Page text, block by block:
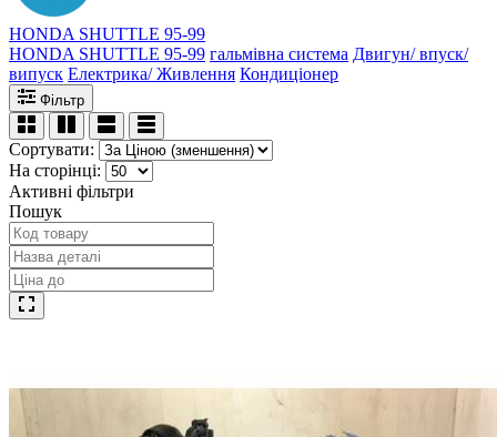
HONDA SHUTTLE 95-99
HONDA SHUTTLE 95-99 гальмівна система Двигун/ впуск/
випуск Електрика/ Живлення Кондиціонер
Фільтр
Сортувати:
На сторінці:
Активні фільтри
Пошук